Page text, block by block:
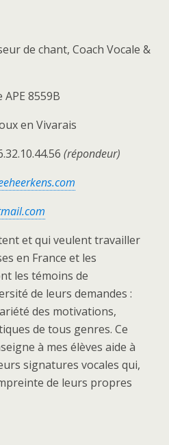
de chant, Coach Vocale &
APE 8559B
en Vivarais
(répondeur)
et qui veulent travailler
en France et les
les témoins de
de leurs demandes :
des motivations,
de tous genres. Ce
à mes élèves aide à
signatures vocales qui,
de leurs propres